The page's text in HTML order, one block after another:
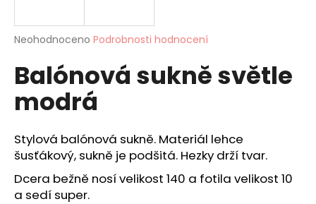
Průměrné
produktu
je
hvězdiček.
Neohodnoceno Podrobnosti hodnocení
Balónová sukně světle
modrá
Stylová balónová sukně. Materiál lehce
šusťákový, sukně je podšitá. Hezky drží tvar.
Dcera bežně nosí velikost 140 a fotila velikost 10
a sedí super.
j
t
?
HLEDAT